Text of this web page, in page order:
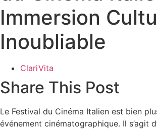
Immersion
Inoubliable
ClariVita
Share This Post
Le Festival du Cinéma Italien est bien
événement cinématographique. Il s’agit